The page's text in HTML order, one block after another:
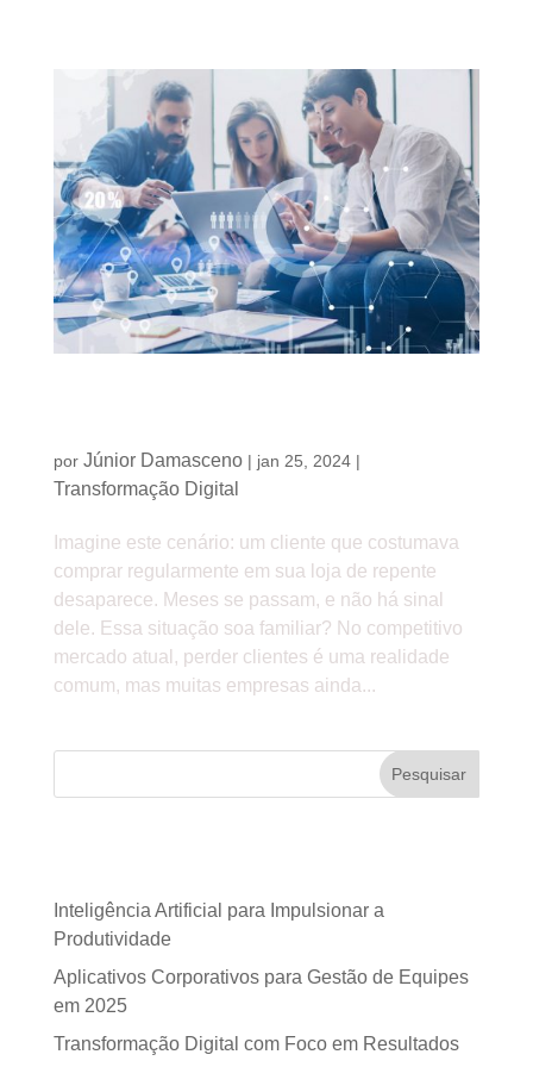
por Júnior Damasceno| jan 25, 2024|
Transformação Digital
Imagine este cenário: um cliente que costumava
comprar regularmente em sua loja de repente
desaparece. Meses se passam, e não há sinal
dele. Essa situação soa familiar? No competitivo
mercado atual, perder clientes é uma realidade
comum, mas muitas empresas ainda...
Pesquisar
Inteligência Artificial para Impulsionar a
Produtividade
Aplicativos Corporativos para Gestão de Equipes
em 2025
Transformação Digital com Foco em Resultados